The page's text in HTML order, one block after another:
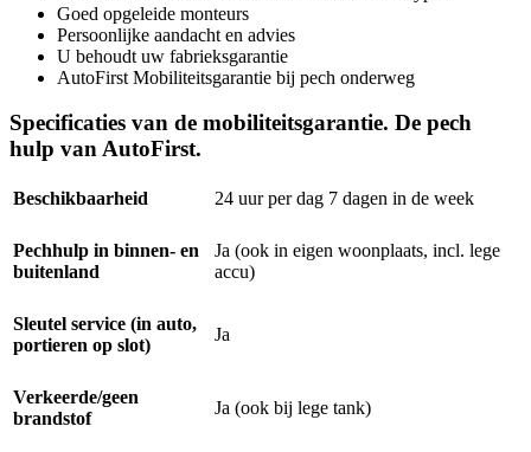
Goed opgeleide monteurs
Persoonlijke aandacht en advies
U behoudt uw fabrieksgarantie
AutoFirst Mobiliteitsgarantie bij pech onderweg
Specificaties van de mobiliteitsgarantie. De pech
hulp van AutoFirst.
Beschikbaarheid 24 uur per dag 7 dagen in de week
Pechhulp in binnen- en
buitenland
Ja (ook in eigen woonplaats, incl. lege
accu)
Sleutel service (in auto,
portieren op slot)
Ja
Verkeerde/geen
brandstof
Ja (ook bij lege tank)